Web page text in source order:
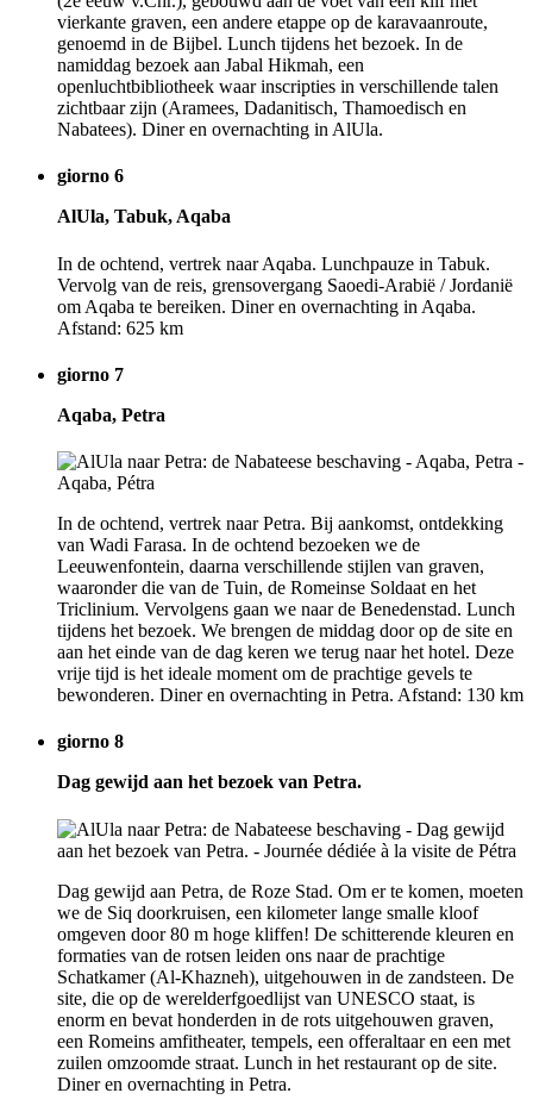
vierkante graven, een andere etappe op de karavaanroute,
genoemd in de Bijbel. Lunch tijdens het bezoek. In de
namiddag bezoek aan Jabal Hikmah, een
openluchtbibliotheek waar inscripties in verschillende talen
zichtbaar zijn (Aramees, Dadanitisch, Thamoedisch en
Nabatees). Diner en overnachting in AlUla.
giorno 6
AlUla, Tabuk, Aqaba
In de ochtend, vertrek naar Aqaba. Lunchpauze in Tabuk.
Vervolg van de reis, grensovergang Saoedi-Arabië / Jordanië
om Aqaba te bereiken. Diner en overnachting in Aqaba.
Afstand: 625 km
giorno 7
Aqaba, Petra
In de ochtend, vertrek naar Petra. Bij aankomst, ontdekking
van Wadi Farasa. In de ochtend bezoeken we de
Leeuwenfontein, daarna verschillende stijlen van graven,
waaronder die van de Tuin, de Romeinse Soldaat en het
Triclinium. Vervolgens gaan we naar de Benedenstad. Lunch
tijdens het bezoek. We brengen de middag door op de site en
aan het einde van de dag keren we terug naar het hotel. Deze
vrije tijd is het ideale moment om de prachtige gevels te
bewonderen. Diner en overnachting in Petra. Afstand: 130 km
giorno 8
Dag gewijd aan het bezoek van Petra.
Dag gewijd aan Petra, de Roze Stad. Om er te komen, moeten
we de Siq doorkruisen, een kilometer lange smalle kloof
omgeven door 80 m hoge kliffen! De schitterende kleuren en
formaties van de rotsen leiden ons naar de prachtige
Schatkamer (Al-Khazneh), uitgehouwen in de zandsteen. De
site, die op de werelderfgoedlijst van UNESCO staat, is
enorm en bevat honderden in de rots uitgehouwen graven,
een Romeins amfitheater, tempels, een offeraltaar en een met
zuilen omzoomde straat. Lunch in het restaurant op de site.
Diner en overnachting in Petra.